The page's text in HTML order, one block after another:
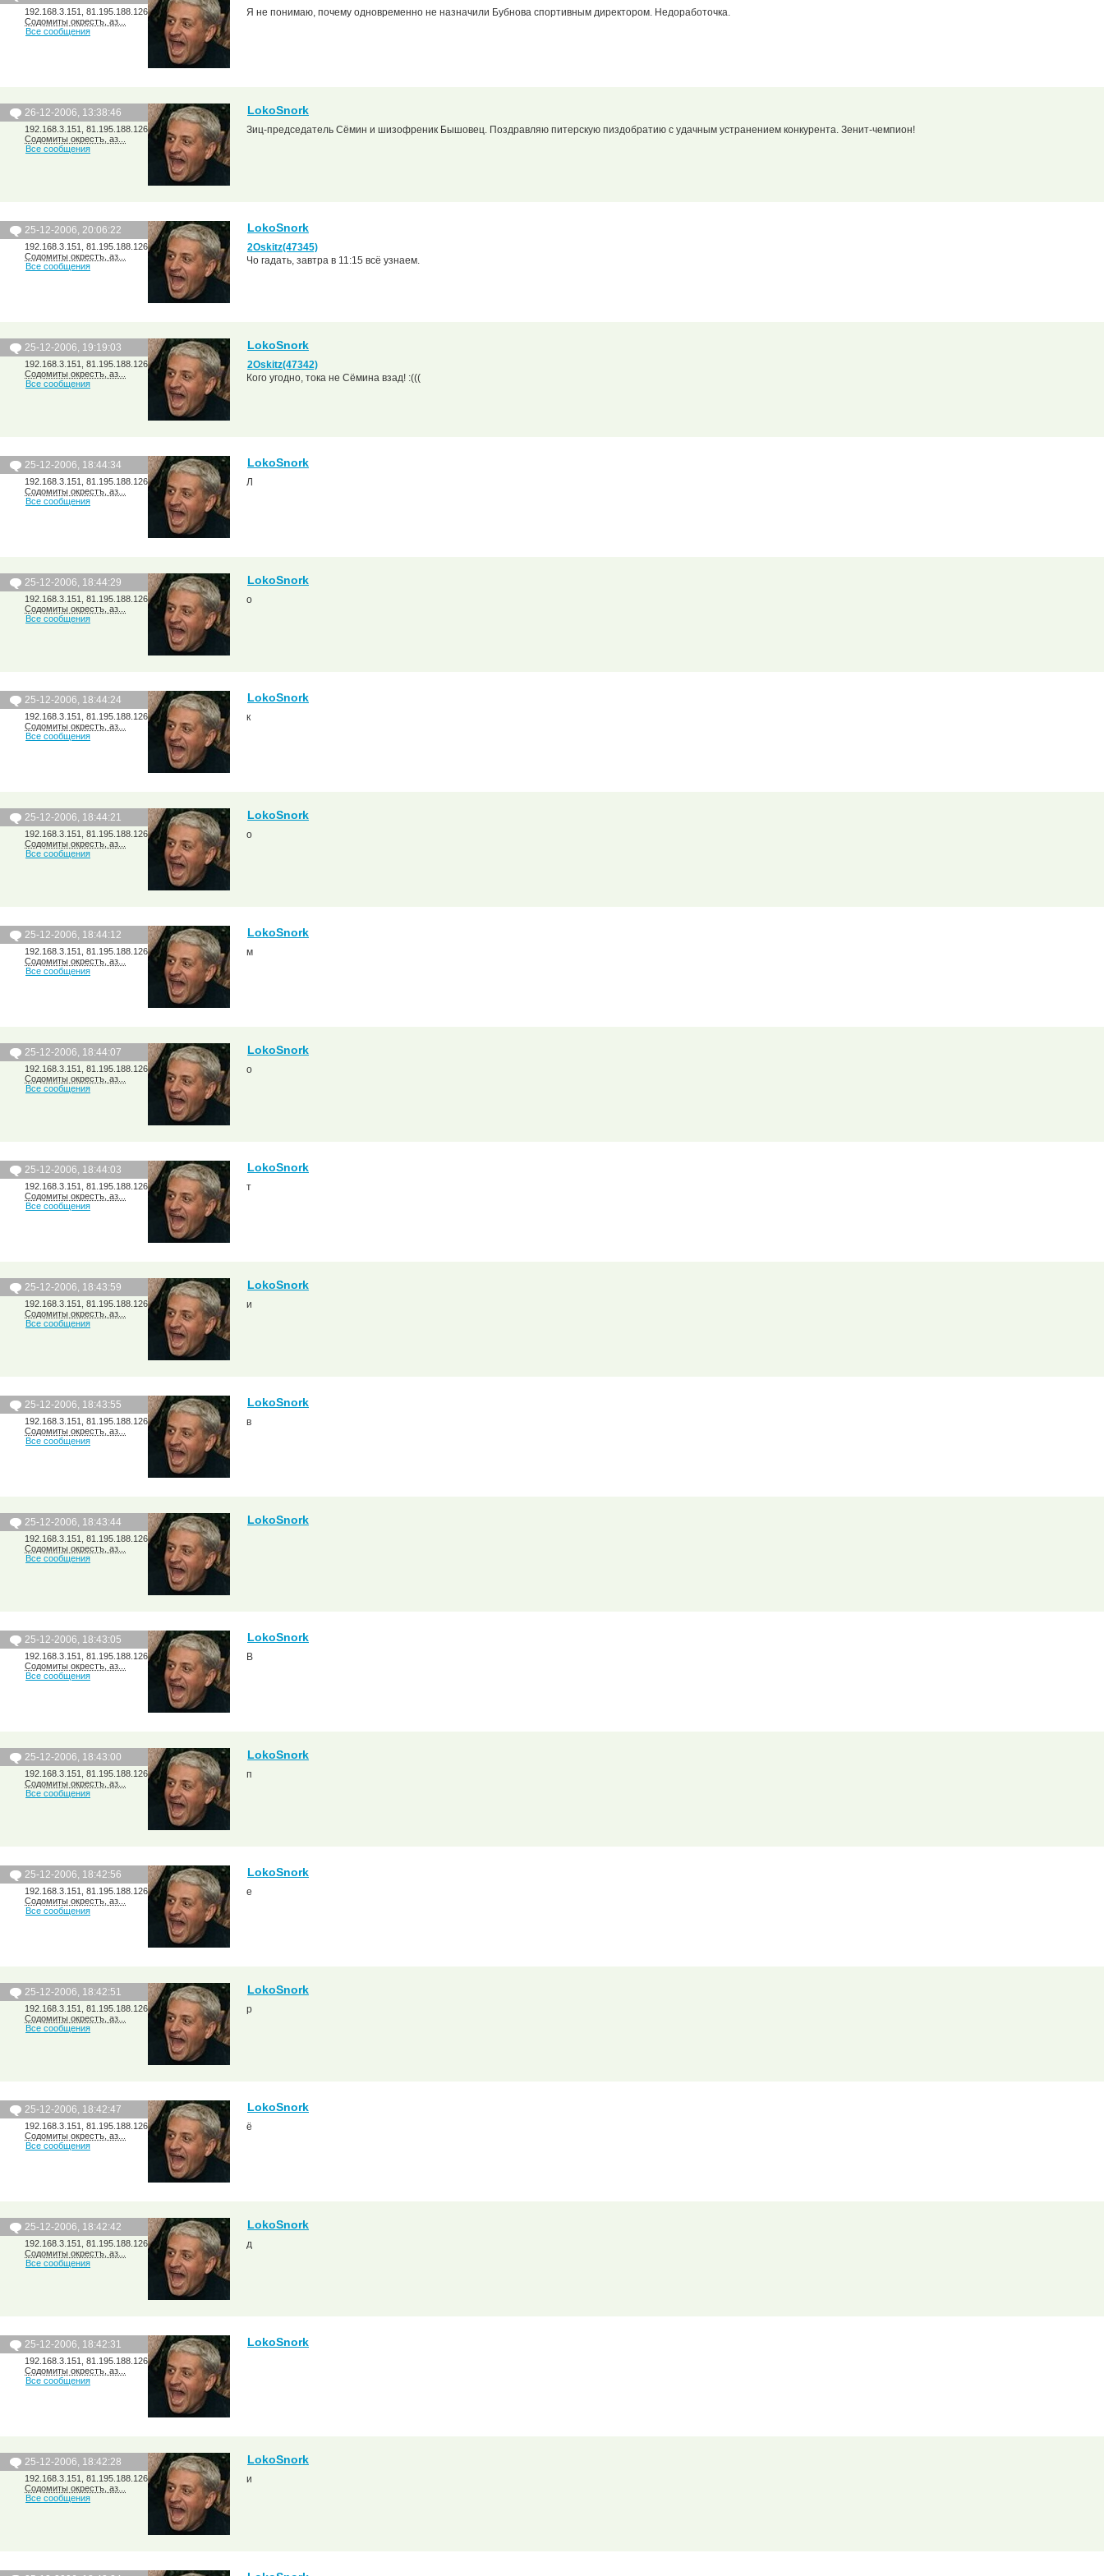
192.168.3.151, 81.195.188.126
Содомиты окрестъ, аз...
Все сообщения
Я не понимаю, почему одновременно не назначили Бубнова спортивным директором. Недоработочка.
26-12-2006, 13:38:46
192.168.3.151, 81.195.188.126
Содомиты окрестъ, аз...
Все сообщения
LokoSnork
Зиц-председатель Сёмин и шизофреник Бышовец. Поздравляю питерскую пиздобратию с удачным устранением конкурента. Зенит-чемпион!
25-12-2006, 20:06:22
192.168.3.151, 81.195.188.126
Содомиты окрестъ, аз...
Все сообщения
LokoSnork
2Oskitz(47345)
Чо гадать, завтра в 11:15 всё узнаем.
25-12-2006, 19:19:03
192.168.3.151, 81.195.188.126
Содомиты окрестъ, аз...
Все сообщения
LokoSnork
2Oskitz(47342)
Кого угодно, тока не Сёмина взад! :(((
25-12-2006, 18:44:34
192.168.3.151, 81.195.188.126
Содомиты окрестъ, аз...
Все сообщения
LokoSnork
Л
25-12-2006, 18:44:29
192.168.3.151, 81.195.188.126
Содомиты окрестъ, аз...
Все сообщения
LokoSnork
о
25-12-2006, 18:44:24
192.168.3.151, 81.195.188.126
Содомиты окрестъ, аз...
Все сообщения
LokoSnork
к
25-12-2006, 18:44:21
192.168.3.151, 81.195.188.126
Содомиты окрестъ, аз...
Все сообщения
LokoSnork
о
25-12-2006, 18:44:12
192.168.3.151, 81.195.188.126
Содомиты окрестъ, аз...
Все сообщения
LokoSnork
м
25-12-2006, 18:44:07
192.168.3.151, 81.195.188.126
Содомиты окрестъ, аз...
Все сообщения
LokoSnork
о
25-12-2006, 18:44:03
192.168.3.151, 81.195.188.126
Содомиты окрестъ, аз...
Все сообщения
LokoSnork
т
25-12-2006, 18:43:59
192.168.3.151, 81.195.188.126
Содомиты окрестъ, аз...
Все сообщения
LokoSnork
и
25-12-2006, 18:43:55
192.168.3.151, 81.195.188.126
Содомиты окрестъ, аз...
Все сообщения
LokoSnork
в
25-12-2006, 18:43:44
192.168.3.151, 81.195.188.126
Содомиты окрестъ, аз...
Все сообщения
LokoSnork
25-12-2006, 18:43:05
192.168.3.151, 81.195.188.126
Содомиты окрестъ, аз...
Все сообщения
LokoSnork
В
25-12-2006, 18:43:00
192.168.3.151, 81.195.188.126
Содомиты окрестъ, аз...
Все сообщения
LokoSnork
п
25-12-2006, 18:42:56
192.168.3.151, 81.195.188.126
Содомиты окрестъ, аз...
Все сообщения
LokoSnork
е
25-12-2006, 18:42:51
192.168.3.151, 81.195.188.126
Содомиты окрестъ, аз...
Все сообщения
LokoSnork
р
25-12-2006, 18:42:47
192.168.3.151, 81.195.188.126
Содомиты окрестъ, аз...
Все сообщения
LokoSnork
ё
25-12-2006, 18:42:42
192.168.3.151, 81.195.188.126
Содомиты окрестъ, аз...
Все сообщения
LokoSnork
д
25-12-2006, 18:42:31
192.168.3.151, 81.195.188.126
Содомиты окрестъ, аз...
Все сообщения
LokoSnork
25-12-2006, 18:42:28
192.168.3.151, 81.195.188.126
Содомиты окрестъ, аз...
Все сообщения
LokoSnork
и